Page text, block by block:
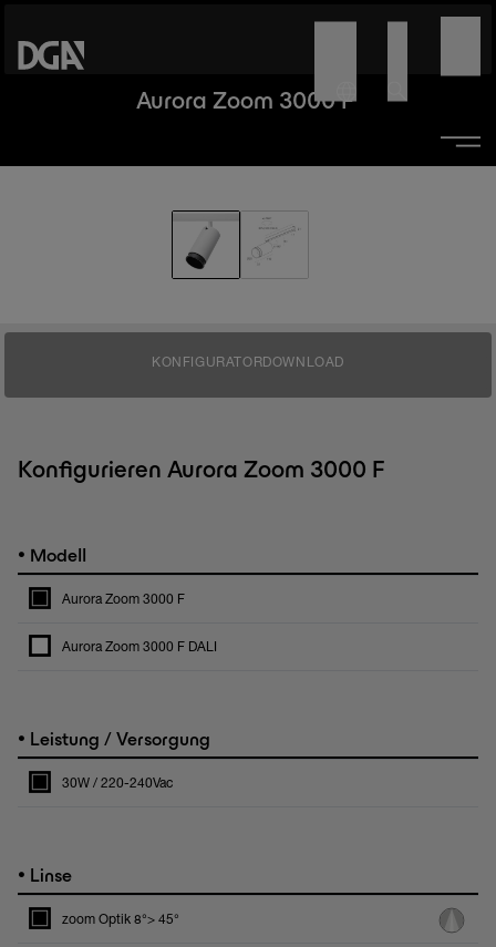
Aurora Zoom 3000 F
KONFIGURATORDOWNLOAD
Konfigurieren Aurora Zoom 3000 F
• Modell
Aurora Zoom 3000 F
Aurora Zoom 3000 F DALI
• Leistung / Versorgung
30W / 220-240Vac
• Linse
zoom Optik 8°> 45°